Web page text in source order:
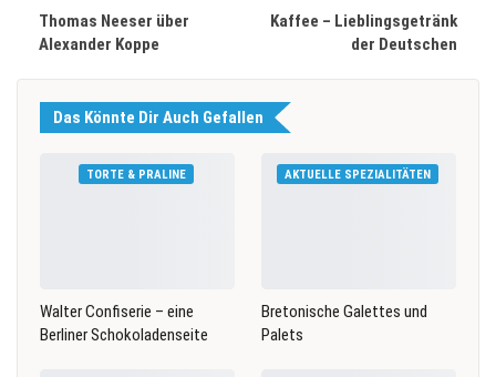
Thomas Neeser über
Alexander Koppe
Kaffee – Lieblingsgetränk
der Deutschen
Das Könnte Dir Auch Gefallen
TORTE & PRALINE
Walter Confiserie – eine
Berliner Schokoladenseite
AKTUELLE SPEZIALITÄTEN
Bretonische Galettes und
Palets